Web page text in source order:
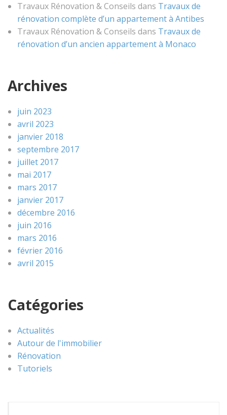
Travaux Rénovation & Conseils dans Travaux de
rénovation complète d’un appartement à Antibes
Travaux Rénovation & Conseils dans Travaux de
rénovation d’un ancien appartement à Monaco
Archives
juin 2023
avril 2023
janvier 2018
septembre 2017
juillet 2017
mai 2017
mars 2017
janvier 2017
décembre 2016
juin 2016
mars 2016
février 2016
avril 2015
Catégories
Actualités
Autour de l'immobilier
Rénovation
Tutoriels